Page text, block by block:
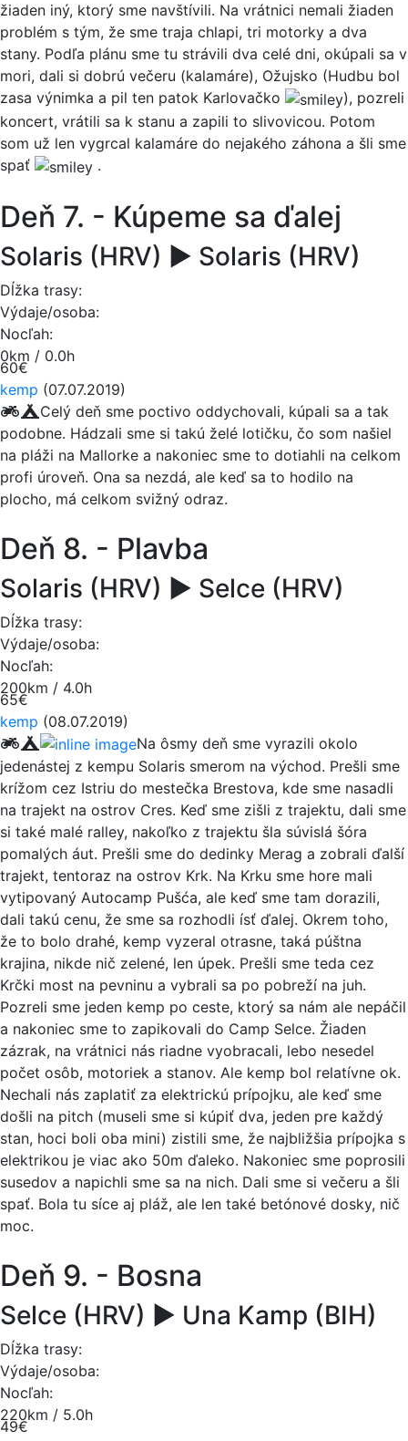
žiaden iný, ktorý sme navštívili. Na vrátnici nemali žiaden
problém s tým, že sme traja chlapi, tri motorky a dva
stany. Podľa plánu sme tu strávili dva celé dni, okúpali sa v
mori, dali si dobrú večeru (kalamáre), Ožujsko (Hudbu bol
zasa výnimka a pil ten patok Karlovačko
), pozreli
koncert, vrátili sa k stanu a zapili to slivovicou. Potom
som už len vygrcal kalamáre do nejakého záhona a šli sme
spať
.
Deň 7. - Kúpeme sa ďalej
Solaris (HRV) ► Solaris (HRV)
Dĺžka trasy:
Výdaje/osoba:
Nocľah:
0km / 0.0h
60€
kemp (07.07.2019)
Celý deň sme poctivo oddychovali, kúpali sa a tak
podobne. Hádzali sme si takú želé lotičku, čo som našiel
na pláži na Mallorke a nakoniec sme to dotiahli na celkom
profi úroveň. Ona sa nezdá, ale keď sa to hodilo na
plocho, má celkom svižný odraz.
Deň 8. - Plavba
Solaris (HRV) ► Selce (HRV)
Dĺžka trasy:
Výdaje/osoba:
Nocľah:
200km / 4.0h
65€
kemp (08.07.2019)
Na ôsmy deň sme vyrazili okolo
jedenástej z kempu Solaris smerom na východ. Prešli sme
krížom cez Istriu do mestečka Brestova, kde sme nasadli
na trajekt na ostrov Cres. Keď sme zišli z trajektu, dali sme
si také malé ralley, nakoľko z trajektu šla súvislá šóra
pomalých áut. Prešli sme do dedinky Merag a zobrali ďalší
trajekt, tentoraz na ostrov Krk. Na Krku sme hore mali
vytipovaný Autocamp Pušća, ale keď sme tam dorazili,
dali takú cenu, že sme sa rozhodli ísť ďalej. Okrem toho,
že to bolo drahé, kemp vyzeral otrasne, taká púštna
krajina, nikde nič zelené, len úpek. Prešli sme teda cez
Krčki most na pevninu a vybrali sa po pobreží na juh.
Pozreli sme jeden kemp po ceste, ktorý sa nám ale nepáčil
a nakoniec sme to zapikovali do Camp Selce. Žiaden
zázrak, na vrátnici nás riadne vyobracali, lebo nesedel
počet osôb, motoriek a stanov. Ale kemp bol relatívne ok.
Nechali nás zaplatiť za elektrickú prípojku, ale keď sme
došli na pitch (museli sme si kúpiť dva, jeden pre každý
stan, hoci boli oba mini) zistili sme, že najbližšia prípojka s
elektrikou je viac ako 50m ďaleko. Nakoniec sme poprosili
susedov a napichli sme sa na nich. Dali sme si večeru a šli
spať. Bola tu síce aj pláž, ale len také betónové dosky, nič
moc.
Deň 9. - Bosna
Selce (HRV) ► Una Kamp (BIH)
Dĺžka trasy:
Výdaje/osoba:
Nocľah:
220km / 5.0h
49€